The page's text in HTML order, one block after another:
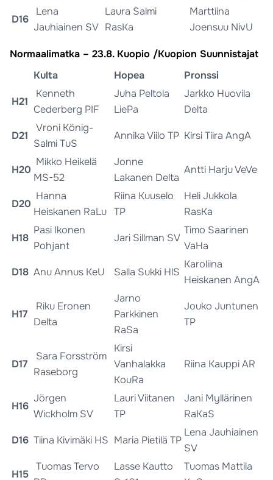
D16
Lena
Jauhiainen SV
Laura Salmi
RasKa
Marttiina
Joensuu NivU
Normaalimatka – 23.8. Kuopio /Kuopion Suunnistajat
Kulta
Hopea Pronssi
H21
Kenneth
Cederberg PIF
Juha Peltola
LiePa
Jarkko Huovila
Delta
D21
Vroni König-
Salmi TuS
Annika Viilo TP Kirsi Tiira AngA
H20
Mikko Heikelä
MS-52
Jonne
Lakanen Delta
Antti Harju VeVe
D20
Hanna
Heiskanen RaLu
Riina Kuuselo
TP
Heli Jukkola
RasKa
H18
Pasi Ikonen
Pohjant
Jari Sillman SV
Timo Saarinen
VaHa
D18 Anu Annus KeU Salla Sukki HlS
Karoliina
Heiskanen AngA
H17
Riku Eronen
Delta
Jarno
Parkkinen
RaSa
Jouko Juntunen
TP
D17
Sara Forsström
Raseborg
Kirsi
Vanhalakka
KouRa
Riina Kauppi AR
H16
Jörgen
Wickholm SV
Lauri Viitanen
TP
Jani Myllärinen
RaKaS
D16 Tiina Kivimäki HS Maria Pietilä TP
Lena Jauhiainen
SV
H15
Tuomas Tervo
Lasse Kautto
Tuomas Mattila